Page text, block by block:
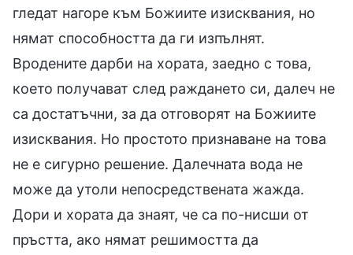
гледат нагоре към Божиите изисквания, но
нямат способността да ги изпълнят.
Вродените дарби на хората, заедно с това,
което получават след раждането си, далеч не
са достатъчни, за да отговорят на Божиите
изисквания. Но простото признаване на това
не е сигурно решение. Далечната вода не
може да утоли непосредствената жажда.
Дори и хората да знаят, че са по-нисши от
пръстта, ако нямат решимостта да